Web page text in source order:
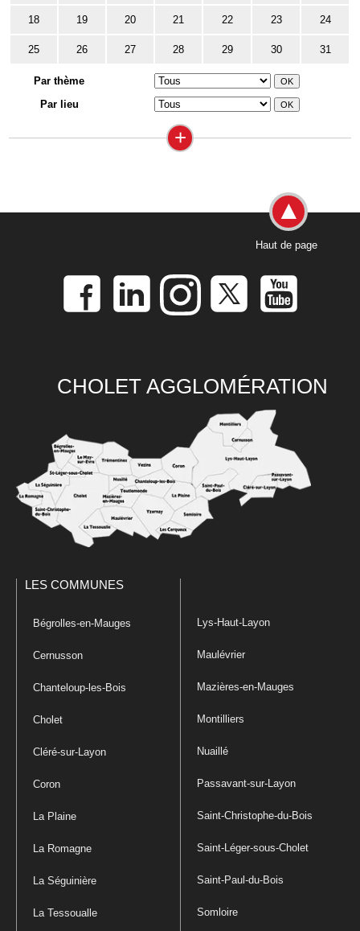
18 19 20 21 22 23 24
25 26 27 28 29 30 31
Par thème
Par lieu
+
Haut de page
CHOLET AGGLOMÉRATION
LES COMMUNES
Bégrolles-en-Mauges
Cernusson
Chanteloup-les-Bois
Cholet
Cléré-sur-Layon
Coron
La Plaine
La Romagne
La Séguinière
La Tessoualle
Lys-Haut-Layon
Maulévrier
Mazières-en-Mauges
Montilliers
Nuaillé
Passavant-sur-Layon
Saint-Christophe-du-Bois
Saint-Léger-sous-Cholet
Saint-Paul-du-Bois
Somloire